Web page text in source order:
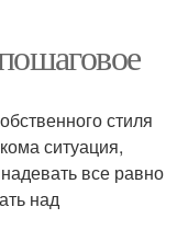
стиля
ситуация,
все равно
над